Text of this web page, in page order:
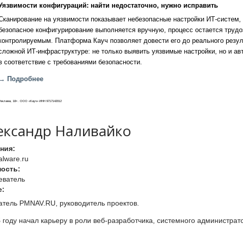
конфигураций: найти недостаточно, нужно исправить
на уязвимости показывает небезопасные настройки ИТ-
конфигурирование выполняется вручную, процесс остается
Платформа Кауч позволяет довести его до реального
ИТ-инфраструктуре: не только выявить уязвимые настройки, но и
соответствие с требованиями безопасности.
→ Подробнее
18+. ООО «Кауч» ИНН 9717142012
Наливайко
PMNAV.RU, руководитель проектов.
начал карьеру в роли веб-разработчика, системного